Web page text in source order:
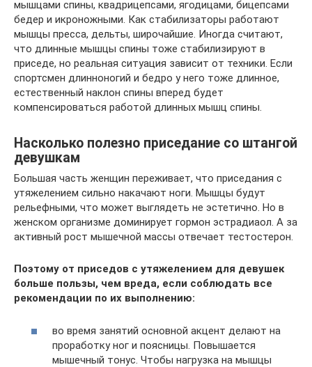
мышцами спины, квадрицепсами, ягодицами, бицепсами
бедер и икроножными. Как стабилизаторы работают
мышцы пресса, дельты, широчайшие. Иногда считают,
что длинные мышцы спины тоже стабилизируют в
приседе, но реальная ситуация зависит от техники. Если
спортсмен длинноногий и бедро у него тоже длинное,
естественный наклон спины вперед будет
компенсироваться работой длинных мышц спины.
Насколько полезно приседание со штангой
девушкам
Большая часть женщин переживает, что приседания с
утяжелением сильно накачают ноги. Мышцы будут
рельефными, что может выглядеть не эстетично. Но в
женском организме доминирует гормон эстрадиаол. А за
активный рост мышечной массы отвечает тестостерон.
Поэтому от приседов с утяжелением для девушек
больше пользы, чем вреда, если соблюдать все
рекомендации по их выполнению:
во время занятий основной акцент делают на
проработку ног и поясницы. Повышается
мышечный тонус. Чтобы нагрузка на мышцы